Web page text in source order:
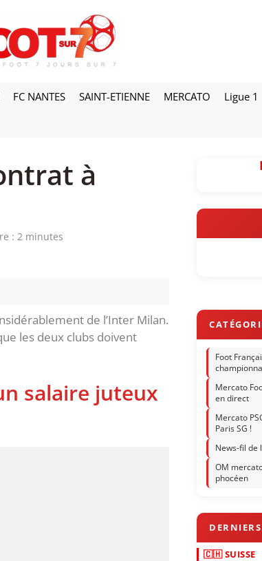
FC NANTES SAINT-ETIENNE MERCATO Ligue 1
à
: 2 minutes
de l’Inter Milan.
les deux clubs doivent
salaire juteux
Foot
Mercato
en direct
Mercato
Paris SG !
News-fil de
OM
phocéen
🇨🇭 SUISSE